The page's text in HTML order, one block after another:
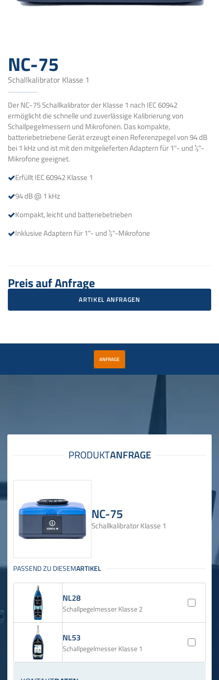
NC-75
Schallkalibrator Klasse 1
Der NC-75 Schallkalibrator der Klasse 1 nach IEC 60942
ermöglicht die schnelle und zuverlässige Kalibrierung von
Schallpegelmessern und Mikrofonen. Das kompakte,
batteriebetriebene Gerät erzeugt einen Referenzpegel von 94 dB
bei 1 kHz und ist mit den mitgelieferten Adaptern für 1"- und ½"-
Mikrofone geeignet.
Erfüllt IEC 60942 Klasse 1
94 dB @ 1 kHz
Kompakt, leicht und batteriebetrieben
Inklusive Adaptern für 1"- und ½"-Mikrofone
Preis auf Anfrage
ARTIKEL ANFRAGEN
ANFRAGE
NC-75
Schallkalibrator Klasse 1
NL28
Schallpegelmesser Klasse 2
NL53
Schallpegelmesser Klasse 1